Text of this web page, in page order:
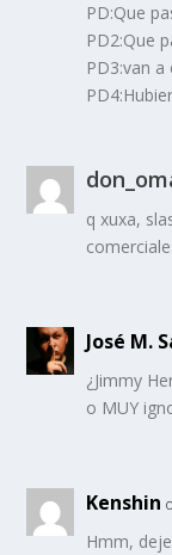
PD:Que
PD2:Que
PD3:van
q xuxa,
José M.
¿Jimmy
o MUY
Kenshin
Hmm,